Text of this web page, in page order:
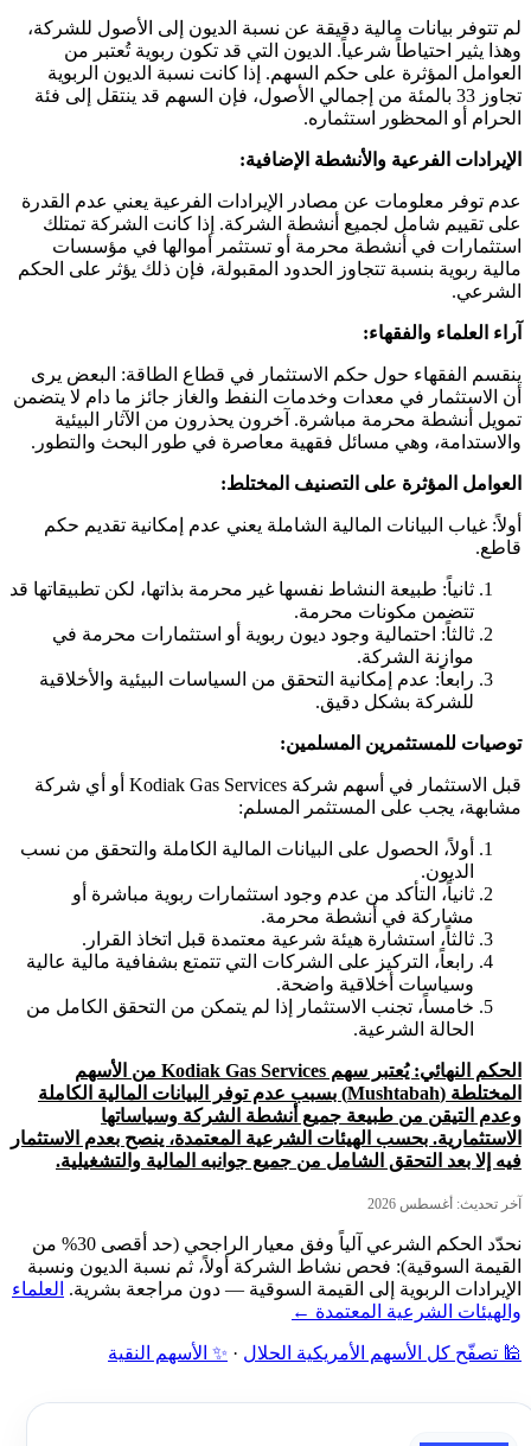
لم تتوفر بيانات مالية دقيقة عن نسبة الديون إلى الأصول للشركة،
وهذا يثير احتياطاً شرعياً. الديون التي قد تكون ربوية تُعتبر من
العوامل المؤثرة على حكم السهم. إذا كانت نسبة الديون الربوية
تجاوز 33 بالمئة من إجمالي الأصول، فإن السهم قد ينتقل إلى فئة
الحرام أو المحظور استثماره.
الإيرادات الفرعية والأنشطة الإضافية:
عدم توفر معلومات عن مصادر الإيرادات الفرعية يعني عدم القدرة
على تقييم شامل لجميع أنشطة الشركة. إذا كانت الشركة تمتلك
استثمارات في أنشطة محرمة أو تستثمر أموالها في مؤسسات
مالية ربوية بنسبة تتجاوز الحدود المقبولة، فإن ذلك يؤثر على الحكم
الشرعي.
آراء العلماء والفقهاء:
ينقسم الفقهاء حول حكم الاستثمار في قطاع الطاقة: البعض يرى
أن الاستثمار في معدات وخدمات النفط والغاز جائز ما دام لا يتضمن
تمويل أنشطة محرمة مباشرة. آخرون يحذرون من الآثار البيئية
والاستدامة، وهي مسائل فقهية معاصرة في طور البحث والتطور.
العوامل المؤثرة على التصنيف المختلط:
أولاً: غياب البيانات المالية الشاملة يعني عدم إمكانية تقديم حكم
قاطع.
ثانياً: طبيعة النشاط نفسها غير محرمة بذاتها، لكن تطبيقاتها قد
تتضمن مكونات محرمة.
ثالثاً: احتمالية وجود ديون ربوية أو استثمارات محرمة في
موازنة الشركة.
رابعاً: عدم إمكانية التحقق من السياسات البيئية والأخلاقية
للشركة بشكل دقيق.
توصيات للمستثمرين المسلمين:
قبل الاستثمار في أسهم شركة Kodiak Gas Services أو أي شركة
مشابهة، يجب على المستثمر المسلم:
أولاً، الحصول على البيانات المالية الكاملة والتحقق من نسب
الديون.
ثانياً، التأكد من عدم وجود استثمارات ربوية مباشرة أو
مشاركة في أنشطة محرمة.
ثالثاً، استشارة هيئة شرعية معتمدة قبل اتخاذ القرار.
رابعاً، التركيز على الشركات التي تتمتع بشفافية مالية عالية
وسياسات أخلاقية واضحة.
خامساً، تجنب الاستثمار إذا لم يتمكن من التحقق الكامل من
الحالة الشرعية.
الحكم النهائي: يُعتبر سهم Kodiak Gas Services من الأسهم
المختلطة (Mushtabah) بسبب عدم توفر البيانات المالية الكاملة
وعدم التيقن من طبيعة جميع أنشطة الشركة وسياساتها
الاستثمارية. بحسب الهيئات الشرعية المعتمدة، ينصح بعدم الاستثمار
فيه إلا بعد التحقق الشامل من جميع جوانبه المالية والتشغيلية.
آخر تحديث: أغسطس 2026
نحدّد الحكم الشرعي آلياً وفق معيار الراجحي (حد أقصى 30% من
القيمة السوقية): فحص نشاط الشركة أولاً، ثم نسبة الديون ونسبة
الإيرادات الربوية إلى القيمة السوقية — دون مراجعة بشرية. العلماء
والهيئات الشرعية المعتمدة ←
🕌 تصفّح كل الأسهم الأمريكية الحلال · ✨ الأسهم النقية